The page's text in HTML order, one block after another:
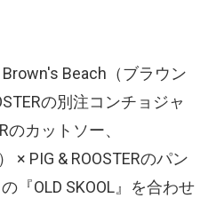
Beach（ブラウン
の別注コンチョジャ
のカットソー、
× PIG & ROOSTERのパン
『OLD SKOOL』を合わせ